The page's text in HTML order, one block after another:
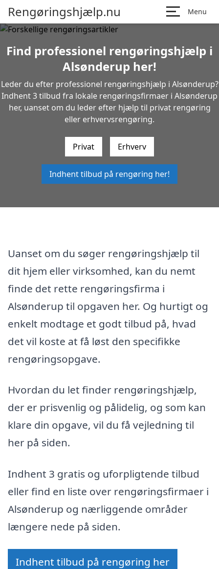
Rengøringshjælp.nu Menu
Find professionel rengøringshjælp i
Alsønderup her!
Leder du efter professionel rengøringshjælp i Alsønderup?
Indhent 3 tilbud fra lokale rengøringsfirmaer i Alsønderup
her, uanset om du leder efter hjælp til privat rengøring
eller erhvervsrengøring.
Privat Erhverv
Indhent tilbud på rengøring her!
Uanset om du søger rengøringshjælp til
dit hjem eller virksomhed, kan du nemt
finde det rette rengøringsfirma i
Alsønderup til opgaven her. Og hurtigt og
enkelt modtage et godt tilbud på, hvad
det vil koste at få løst den specifikke
rengøringsopgave.
Hvordan du let finder rengøringshjælp,
der er prisvenlig og pålidelig, og som kan
klare din opgave, vil du få vejledning til
her på siden.
Indhent 3 gratis og uforpligtende tilbud
eller find en liste over rengøringsfirmaer i
Alsønderup og nærliggende områder
længere nede på siden.
Indhent tilbud på rengøring her